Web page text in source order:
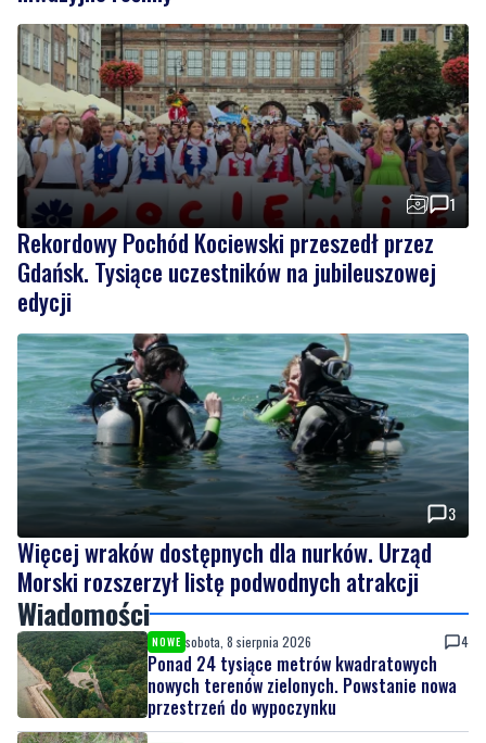
1
Rekordowy Pochód Kociewski przeszedł przez
Gdańsk. Tysiące uczestników na jubileuszowej
edycji
3
Więcej wraków dostępnych dla nurków. Urząd
Morski rozszerzył listę podwodnych atrakcji
Wiadomości
NOWE sobota, 8 sierpnia 2026 4
Ponad 24 tysiące metrów kwadratowych
nowych terenów zielonych. Powstanie nowa
przestrzeń do wypoczynku